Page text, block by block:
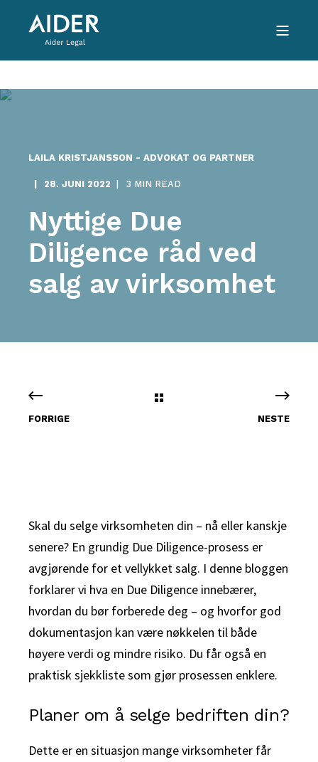
LAILA KRISTJANSSON - ADVOKAT OG PARTNER
28. JUNI 2022 3 MIN READ
Nyttige Due
Diligence råd ved
salg av virksomhet
FORRIGE NESTE
Skal du selge virksomheten din – nå eller kanskje
senere? En grundig Due Diligence-prosess er
avgjørende for et vellykket salg. I denne bloggen
forklarer vi hva en Due Diligence innebærer,
hvordan du bør forberede deg – og hvorfor god
dokumentasjon kan være nøkkelen til både
høyere verdi og mindre risiko. Du får også en
praktisk sjekkliste som gjør prosessen enklere.
Planer om å selge bedriften din?
Dette er en situasjon mange virksomheter får